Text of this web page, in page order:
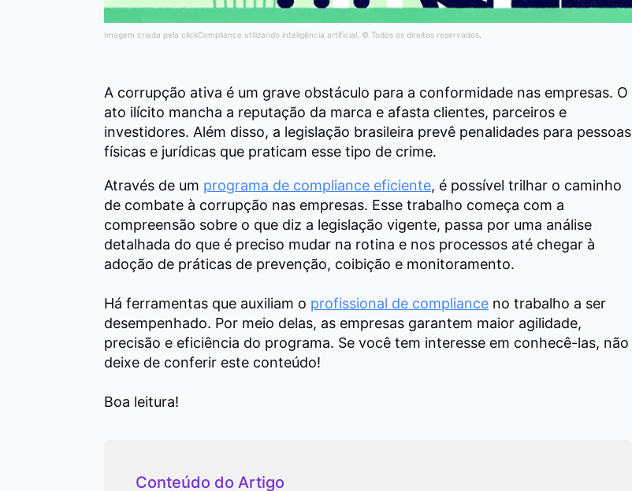
Imagem criada pela clickCompliance utilizando inteligência artificial. © Todos os direitos reservados.
A corrupção ativa é um grave obstáculo para a conformidade nas empresas. O
ato ilícito mancha a reputação da marca e afasta clientes, parceiros e
investidores. Além disso, a legislação brasileira prevê penalidades para pessoas
físicas e jurídicas que praticam esse tipo de crime.
Através de um programa de compliance eficiente, é possível trilhar o caminho
de combate à corrupção nas empresas. Esse trabalho começa com a
compreensão sobre o que diz a legislação vigente, passa por uma análise
detalhada do que é preciso mudar na rotina e nos processos até chegar à
adoção de práticas de prevenção, coibição e monitoramento.
Há ferramentas que auxiliam o profissional de compliance no trabalho a ser
desempenhado. Por meio delas, as empresas garantem maior agilidade,
precisão e eficiência do programa. Se você tem interesse em conhecê-las, não
deixe de conferir este conteúdo!
Boa leitura!
Conteúdo do Artigo